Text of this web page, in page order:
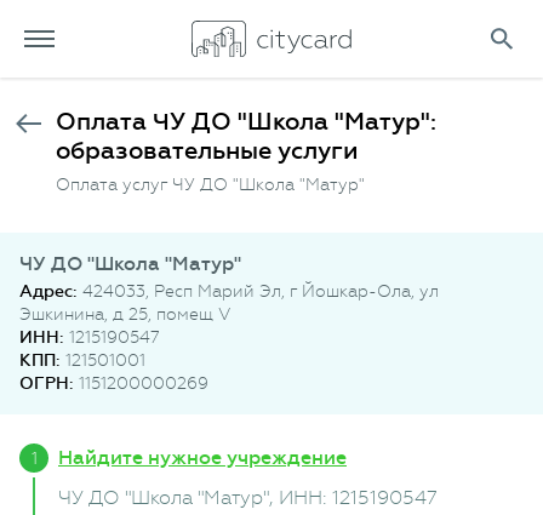
Оплата ЧУ ДО "Школа "Матур":
образовательные услуги
Оплата услуг ЧУ ДО "Школа "Матур"
ЧУ ДО "Школа "Матур"
Адрес: 424033, Респ Марий Эл, г Йошкар-Ола, ул
Эшкинина, д 25, помещ V
ИНН: 1215190547
КПП: 121501001
ОГРН: 1151200000269
Найдите нужное учреждение
ЧУ ДО "Школа "Матур", ИНН: 1215190547